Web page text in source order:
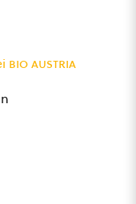
bio austria